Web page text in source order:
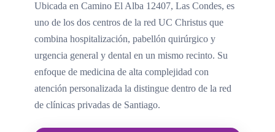
Ubicada en Camino El Alba 12407, Las Condes, es
uno de los dos centros de la red UC Christus que
combina hospitalización, pabellón quirúrgico y
urgencia general y dental en un mismo recinto. Su
enfoque de medicina de alta complejidad con
atención personalizada la distingue dentro de la red
de clínicas privadas de Santiago.